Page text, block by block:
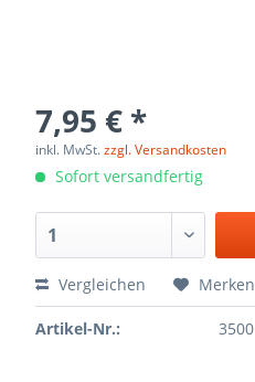
7,95 € *
inkl. MwSt.zzgl. Versandkosten
Sofort versandfertig
Vergleichen Merken
Artikel-Nr.: 3500